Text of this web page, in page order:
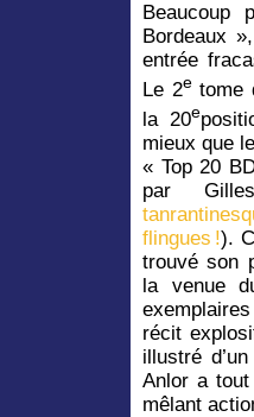
Beaucoup
Bordeaux
entrée
Le 2etome
la 20e
mieux que
« Top 20
par
flingues !).
trouvé son
la venue
récit
illustré
Anlor a
mêlant